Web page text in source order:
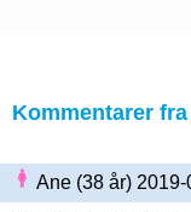
Kommentarer fra
Ane (38 år) 2019-